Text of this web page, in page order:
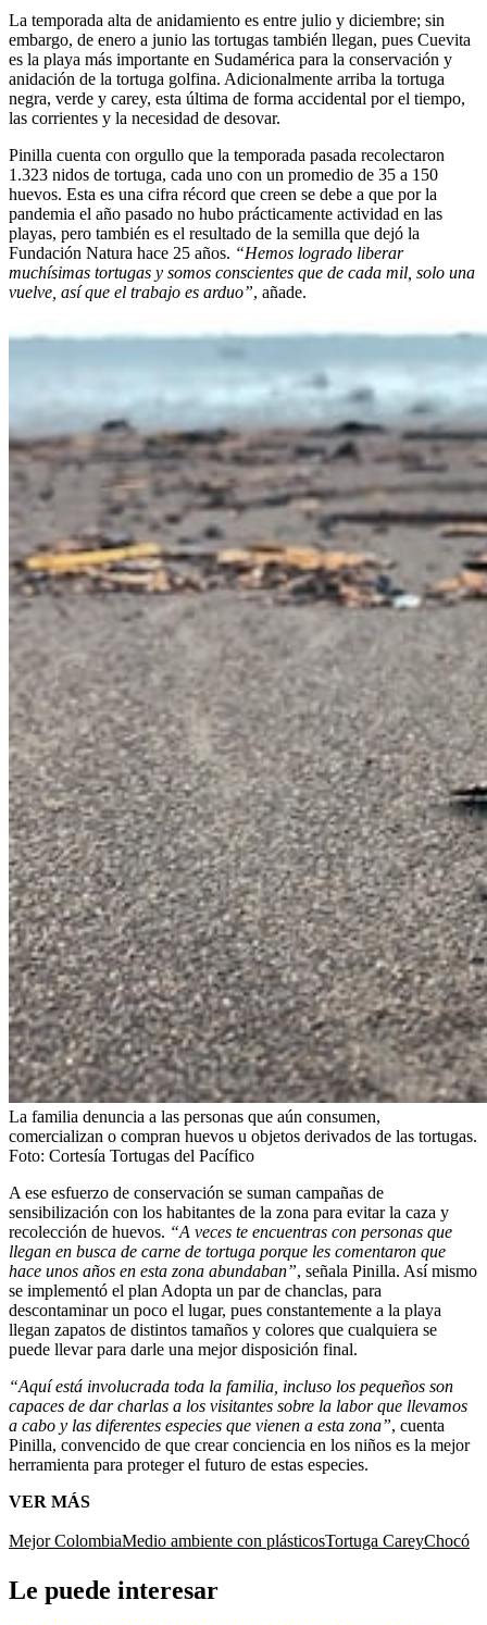
La temporada alta de anidamiento es entre julio y diciembre; sin
embargo, de enero a junio las tortugas también llegan, pues Cuevita
es la playa más importante en Sudamérica para la conservación y
anidación de la tortuga golfina. Adicionalmente arriba la tortuga
negra, verde y carey, esta última de forma accidental por el tiempo,
las corrientes y la necesidad de desovar.
Pinilla cuenta con orgullo que la temporada pasada recolectaron
1.323 nidos de tortuga, cada uno con un promedio de 35 a 150
huevos. Esta es una cifra récord que creen se debe a que por la
pandemia el año pasado no hubo prácticamente actividad en las
playas, pero también es el resultado de la semilla que dejó la
Fundación Natura hace 25 años. “Hemos logrado liberar
muchísimas tortugas y somos conscientes que de cada mil, solo una
vuelve, así que el trabajo es arduo”, añade.
La familia denuncia a las personas que aún consumen,
comercializan o compran huevos u objetos derivados de las tortugas.
Foto: Cortesía Tortugas del Pacífico
A ese esfuerzo de conservación se suman campañas de
sensibilización con los habitantes de la zona para evitar la caza y
recolección de huevos. “A veces te encuentras con personas que
llegan en busca de carne de tortuga porque les comentaron que
hace unos años en esta zona abundaban”, señala Pinilla. Así mismo
se implementó el plan Adopta un par de chanclas, para
descontaminar un poco el lugar, pues constantemente a la playa
llegan zapatos de distintos tamaños y colores que cualquiera se
puede llevar para darle una mejor disposición final.
“Aquí está involucrada toda la familia, incluso los pequeños son
capaces de dar charlas a los visitantes sobre la labor que llevamos
a cabo y las diferentes especies que vienen a esta zona”, cuenta
Pinilla, convencido de que crear conciencia en los niños es la mejor
herramienta para proteger el futuro de estas especies.
VER MÁS
Mejor ColombiaMedio ambiente con plásticosTortuga CareyChocó
Le puede interesar